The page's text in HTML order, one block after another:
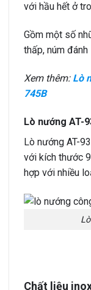
với hầu hết ở
Gồm một số
thấp, núm
Xem thêm: Lò
745B
Lò nướng AT-
Lò nướng AT-
với kích thước
hợp với nhiều
Chất liệu